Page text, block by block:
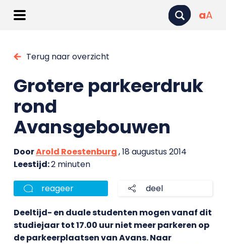
aA
Terug naar overzicht
Grotere parkeerdruk
rond
Avansgebouwen
DoorArold Roestenburg, 18 augustus 2014
Leestijd:2 minuten
reageer deel
Deeltijd- en duale studenten mogen vanaf dit
studiejaar tot 17.00 uur niet meer parkeren op
de parkeerplaatsen van Avans. Naar